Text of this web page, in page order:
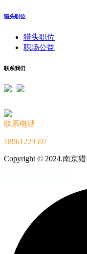
猎头职位
猎头职位
职场公益
联系我们
联系电话
18961229597
Copyright © 2024.南京